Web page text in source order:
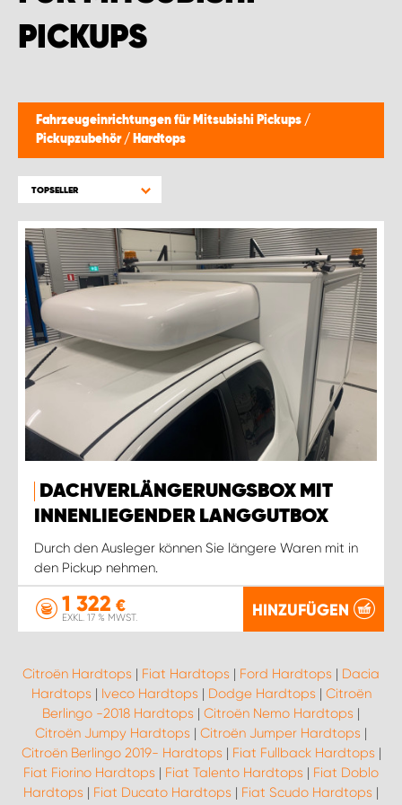
PICKUPS
Fahrzeugeinrichtungen für Mitsubishi Pickups /
Pickupzubehör / Hardtops
TOPSELLER
DACHVERLÄNGERUNGSBOX MIT
INNENLIEGENDER LANGGUTBOX
Durch den Ausleger können Sie längere Waren mit in
den Pickup nehmen.
1 322 €
EXKL. 17 % MWST. HINZUFÜGEN
Citroën Hardtops | Fiat Hardtops | Ford Hardtops | Dacia
Hardtops | Iveco Hardtops | Dodge Hardtops | Citroën
Berlingo -2018 Hardtops | Citroën Nemo Hardtops |
Citroën Jumpy Hardtops | Citroën Jumper Hardtops |
Citroën Berlingo 2019- Hardtops | Fiat Fullback Hardtops |
Fiat Fiorino Hardtops | Fiat Talento Hardtops | Fiat Doblo
Hardtops | Fiat Ducato Hardtops | Fiat Scudo Hardtops |